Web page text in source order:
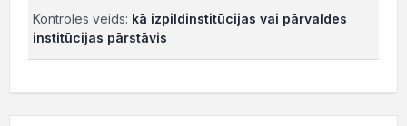
Kontroles veids: kā izpildinstitūcijas vai pārvaldes
institūcijas pārstāvis